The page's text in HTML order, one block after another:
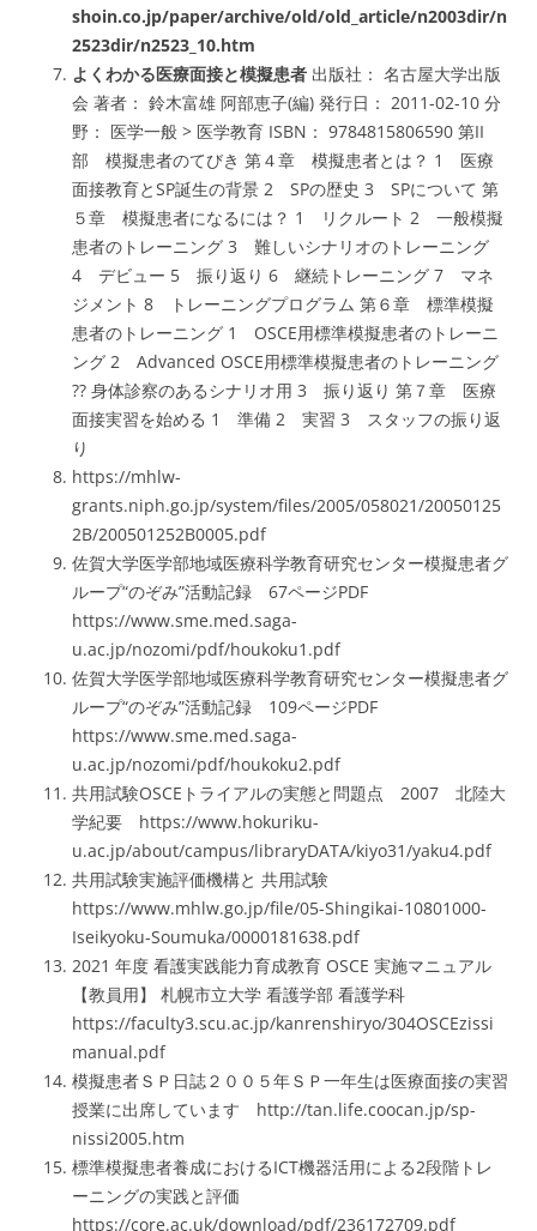
shoin.co.jp/paper/archive/old/old_article/n2003dir/n
2523dir/n2523_10.htm
よくわかる医療面接と模擬患者 出版社： 名古屋大学出版
会 著者： 鈴木富雄 阿部恵子(編) 発行日： 2011-02-10 分
野： 医学一般 > 医学教育 ISBN： 9784815806590 第II
部 模擬患者のてびき 第４章 模擬患者とは？ 1 医療
面接教育とSP誕生の背景 2 SPの歴史 3 SPについて 第
５章 模擬患者になるには？ 1 リクルート 2 一般模擬
患者のトレーニング 3 難しいシナリオのトレーニング
4 デビュー 5 振り返り 6 継続トレーニング 7 マネ
ジメント 8 トレーニングプログラム 第６章 標準模擬
患者のトレーニング 1 OSCE用標準模擬患者のトレーニ
ング 2 Advanced OSCE用標準模擬患者のトレーニング
?? 身体診察のあるシナリオ用 3 振り返り 第７章 医療
面接実習を始める 1 準備 2 実習 3 スタッフの振り返
り
https://mhlw-
grants.niph.go.jp/system/files/2005/058021/20050125
2B/200501252B0005.pdf
佐賀大学医学部地域医療科学教育研究センター模擬患者グ
ループ“のぞみ”活動記録 67ページPDF
https://www.sme.med.saga-
u.ac.jp/nozomi/pdf/houkoku1.pdf
佐賀大学医学部地域医療科学教育研究センター模擬患者グ
ループ“のぞみ”活動記録 109ページPDF
https://www.sme.med.saga-
u.ac.jp/nozomi/pdf/houkoku2.pdf
共用試験OSCEトライアルの実態と問題点 2007 北陸大
学紀要 https://www.hokuriku-
u.ac.jp/about/campus/libraryDATA/kiyo31/yaku4.pdf
共用試験実施評価機構と 共用試験
https://www.mhlw.go.jp/file/05-Shingikai-10801000-
Iseikyoku-Soumuka/0000181638.pdf
2021 年度 看護実践能力育成教育 OSCE 実施マニュアル
【教員用】 札幌市立大学 看護学部 看護学科
https://faculty3.scu.ac.jp/kanrenshiryo/304OSCEzissi
manual.pdf
模擬患者ＳＰ日誌２００５年ＳＰ一年生は医療面接の実習
授業に出席しています http://tan.life.coocan.jp/sp-
nissi2005.htm
標準模擬患者養成におけるICT機器活用による2段階トレ
ーニングの実践と評価
https://core.ac.uk/download/pdf/236172709.pdf